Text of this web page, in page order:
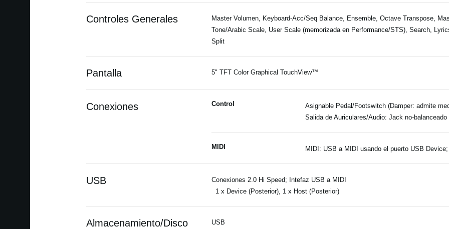
Controles Generales
Master Volumen, Keyboard-Acc/Seq Balance, Ensemble, Octave Transpose,
Tone/Arabic Scale, User Scale (memorizada en Performance/STS), Search,
Split
Pantalla 5" TFT Color Graphical TouchView™
Conexiones Control
Asignable Pedal/Footswitch (Damper: admite
Salida de Auriculares/Audio: Jack no-balanceado
MIDI MIDI: USB a MIDI usando el puerto USB
USB
Conexiones 2.0 Hi Speed; Intefaz USB a MIDI
1 x Device (Posterior), 1 x Host (Posterior)
Almacenamiento/Disco USB